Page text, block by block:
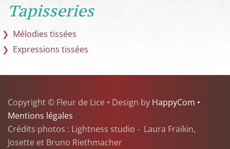
Tapisseries
Mélodies tissées
Expressions tissées
Copyright © Fleur de Lice • Design by HappyCom •
Mentions légales
Crédits photos : Lightness studio - Laura Fraikin,
Josette et Bruno Riethmacher